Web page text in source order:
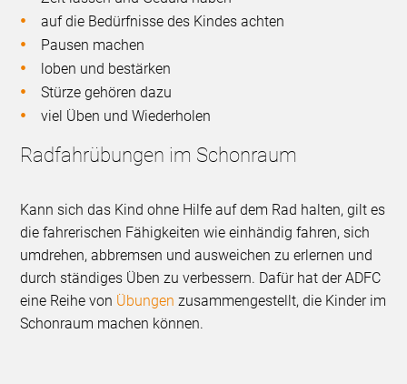
auf die Bedürfnisse des Kindes achten
Pausen machen
loben und bestärken
Stürze gehören dazu
viel Üben und Wiederholen
Radfahrübungen im Schonraum
Kann sich das Kind ohne Hilfe auf dem Rad halten, gilt es
die fahrerischen Fähigkeiten wie einhändig fahren, sich
umdrehen, abbremsen und ausweichen zu erlernen und
durch ständiges Üben zu verbessern. Dafür hat der ADFC
eine Reihe von Übungen zusammengestellt, die Kinder im
Schonraum machen können.